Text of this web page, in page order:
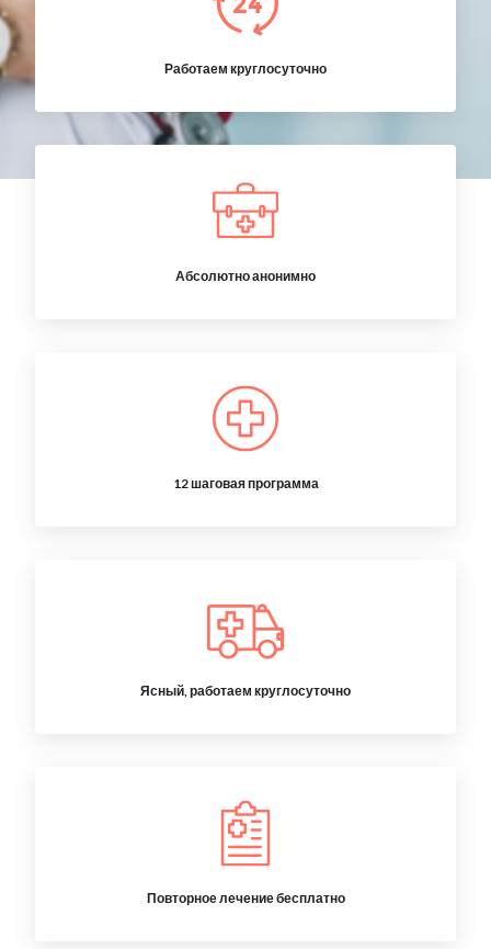
Работаем круглосуточно
Абсолютно анонимно
12 шаговая программа
Ясный, работаем круглосуточно
Повторное лечение бесплатно